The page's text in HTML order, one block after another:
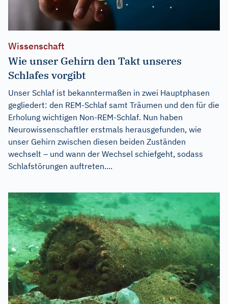
Wissenschaft
Wie unser Gehirn den Takt unseres
Schlafes vorgibt
Unser Schlaf ist bekanntermaßen in zwei Hauptphasen
gegliedert: den REM-Schlaf samt Träumen und den für die
Erholung wichtigen Non-REM-Schlaf. Nun haben
Neurowissenschaftler erstmals herausgefunden, wie
unser Gehirn zwischen diesen beiden Zuständen
wechselt – und wann der Wechsel schiefgeht, sodass
Schlafstörungen auftreten....